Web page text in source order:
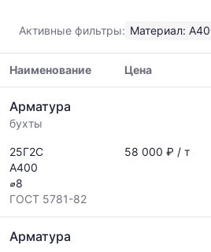
минимальная,
медианная
и
максимальная
цена
по
данным
прайс-
листов
поставщиков
за
последний
рассчитывается
Активные фильтры: Материал:
цен
на
указанием
ГОСТ,
размеров
и
поставщиков
Наименование Цена
Арматура
бухты
25Г2С
А400
⌀8
ГОСТ 5781-82
58 000 ₽ / т
Арматура